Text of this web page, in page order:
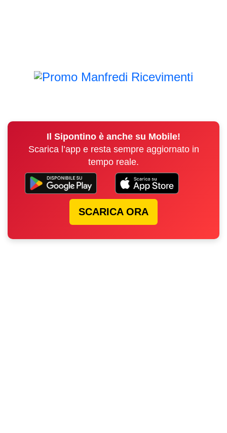
Il Sipontino è anche su Mobile!
Scarica l’app e resta sempre aggiornato in
tempo reale.
SCARICA ORA